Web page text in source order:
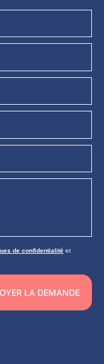
de confidentialité et
LA DEMANDE